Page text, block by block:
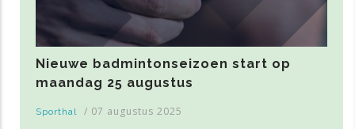
Nieuwe badmintonseizoen start op
maandag 25 augustus
Sporthal / 07 augustus 2025